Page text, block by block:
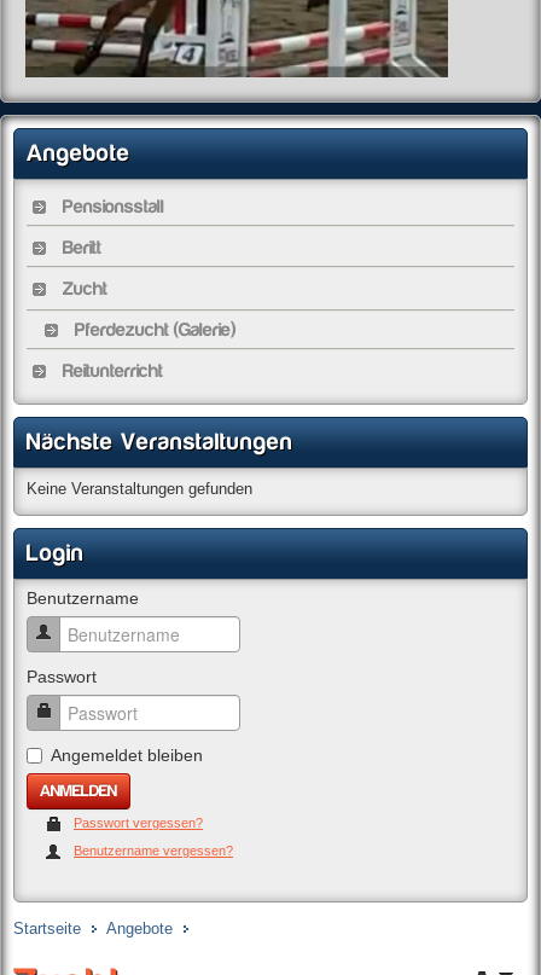
Angebote
Pensionsstall
Beritt
Zucht
Pferdezucht (Galerie)
Reitunterricht
Nächste Veranstaltungen
Keine Veranstaltungen gefunden
Login
Benutzername
Passwort
Angemeldet bleiben
Passwort vergessen?
Benutzername vergessen?
Startseite Angebote